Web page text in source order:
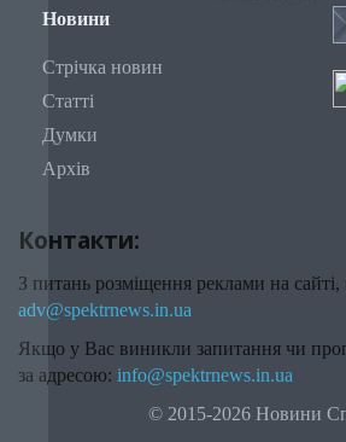
Новини
Стрічка новин
Статті
Думки
Архів
Контакти:
З питань розміщення реклами на сайті,
adv@spektrnews.in.ua
Якщо у Вас виникли запитання чи
за адресою: info@spektrnews.in.ua
© 2015-2026 Новини